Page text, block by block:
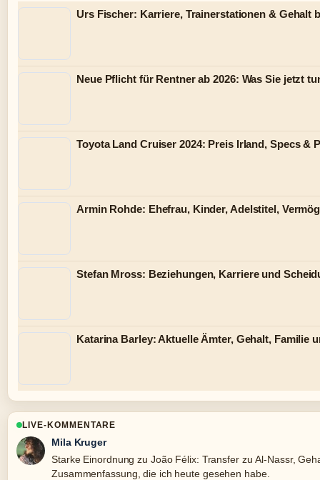
Urs Fischer: Karriere, Trainerstationen & Gehalt
Neue Pflicht für Rentner ab 2026: Was Sie jetzt
Toyota Land Cruiser 2024: Preis Irland, Specs &
Armin Rohde: Ehefrau, Kinder, Adelstitel,
Stefan Mross: Beziehungen, Karriere und
Katarina Barley: Aktuelle Ämter, Gehalt, Familie
LIVE-KOMMENTARE
Mila Kruger
Starke Einordnung zu João Félix: Transfer zu Al-Nassr,
Zusammenfassung, die ich heute gesehen habe.